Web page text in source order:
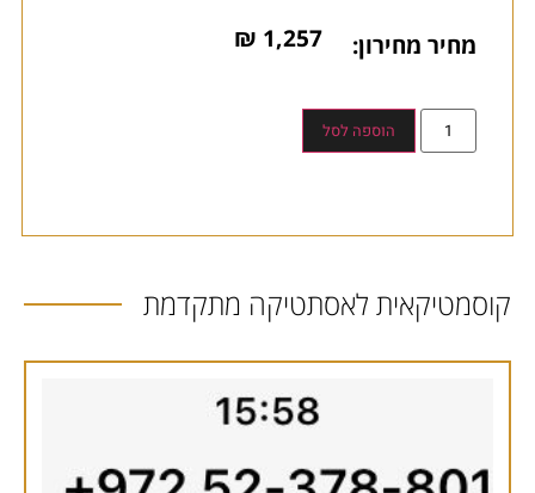
מחיר מחירון: ₪ 1,257
הוספה לסל
קוסמטיקאית לאסתטיקה מתקדמת